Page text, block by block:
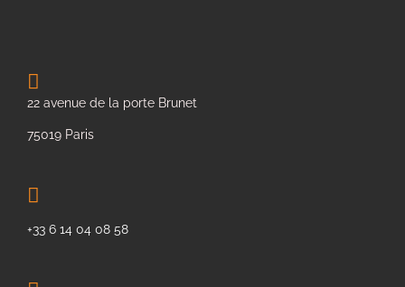
22 avenue de la porte Brunet
75019 Paris
+33 6 14 04 08 58